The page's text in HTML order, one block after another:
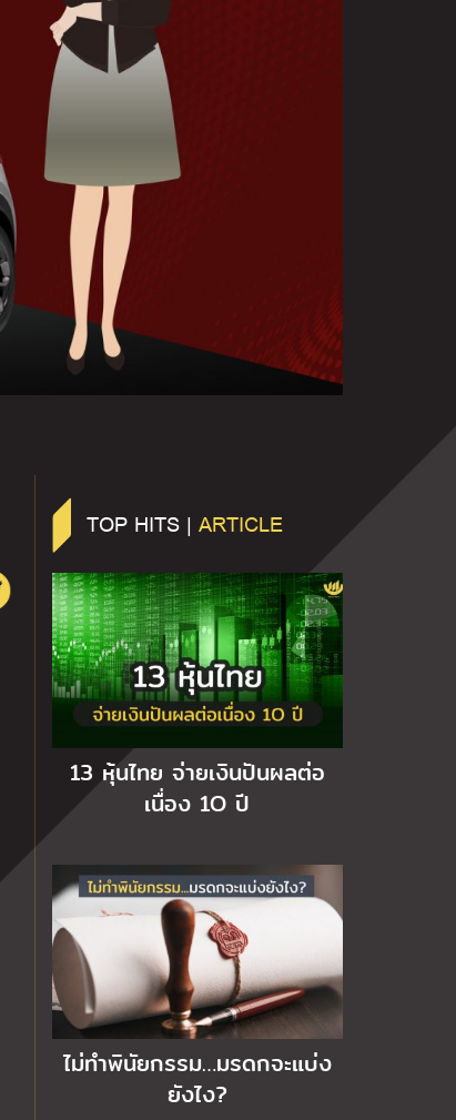
TOP HITS | ARTICLE
13 หุ้นไทย จ่ายเงินปันผลต่อ
เนื่อง 1O ปี
ไม่ทำพินัยกรรม…มรดกจะแบ่ง
ยังไง?